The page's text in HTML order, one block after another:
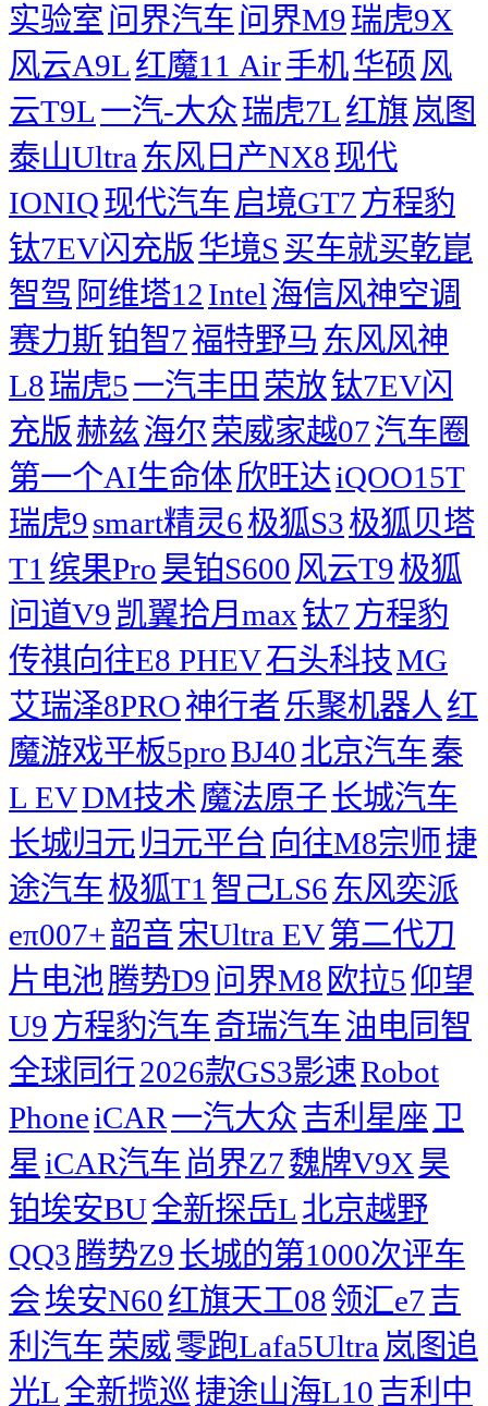
实验室 问界汽车 问界M9瑞虎9X
风云A9L 红魔11 Air手机华硕 风
云T9L 一汽-大众瑞虎7L 红旗 岚图
泰山Ultra 东风日产NX8现代
IONIQ现代汽车 启境GT7 方程豹
钛7EV闪充版华境S 买车就买乾崑
智驾 阿维塔12 Intel 海信风神空调
赛力斯铂智7福特野马 东风风神
L8瑞虎5一汽丰田 荣放钛7EV闪
充版赫兹海尔荣威家越07汽车圈
第一个AI生命体欣旺达iQOO15T
瑞虎9smart精灵6极狐S3极狐贝塔
T1 缤果Pro昊铂S600 风云T9极狐
问道V9 凯翼拾月max钛7 方程豹
传祺向往E8 PHEV石头科技MG
艾瑞泽8PRO神行者 乐聚机器人 红
魔游戏平板5proBJ40北京汽车秦
L EVDM技术 魔法原子长城汽车
长城归元 归元平台 向往M8宗师 捷
途汽车极狐T1 智己LS6 东风奕派
eπ007+韶音 宋Ultra EV第二代刀
片电池腾势D9 问界M8 欧拉5仰望
U9 方程豹汽车奇瑞汽车油电同智
全球同行2026款GS3影速Robot
PhoneiCAR一汽大众吉利星座 卫
星 iCAR汽车 尚界Z7魏牌V9X昊
铂埃安BU全新探岳L 北京越野
QQ3腾势Z9长城的第1000次评车
会埃安N60红旗天工08领汇e7吉
利汽车荣威零跑Lafa5Ultra 岚图追
光L 全新揽巡捷途山海L10吉利中